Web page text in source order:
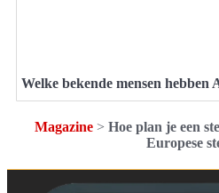
Welke bekende mensen hebben
Magazine > Hoe plan je een
Europese